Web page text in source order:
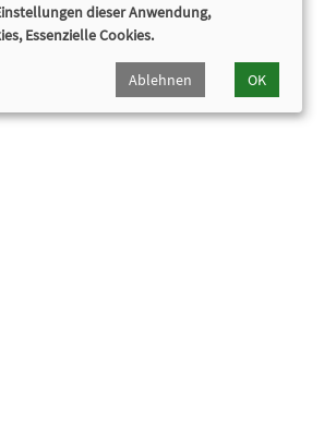
dieser Anwendung,
Essenzielle Cookies.
Ablehnen OK